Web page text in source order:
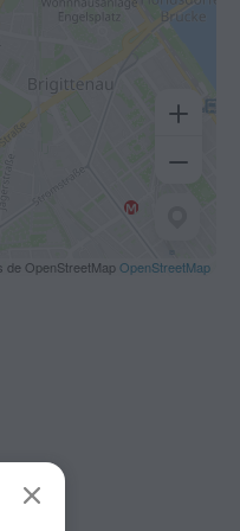
de OpenStreetMapOpenStreetMap